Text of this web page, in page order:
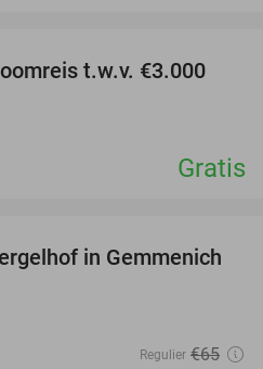
t.w.v. €3.000
Gratis
46%
in Gemmenich
Regulier €65